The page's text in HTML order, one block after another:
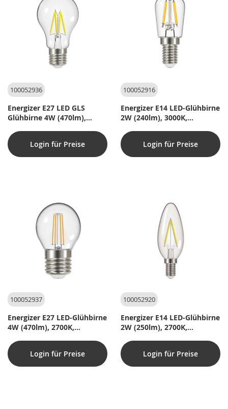
100052936
Energizer E27 LED GLS
Glühbirne 4W (470lm),
Login für Preise
100052916
Energizer E14 LED-Glühbirne
2W (240lm), 3000K,
Login für Preise
100052937
Energizer E27 LED-Glühbirne
4W (470lm), 2700K,
Login für Preise
100052920
Energizer E14 LED-Glühbirne
2W (250lm), 2700K,
Login für Preise